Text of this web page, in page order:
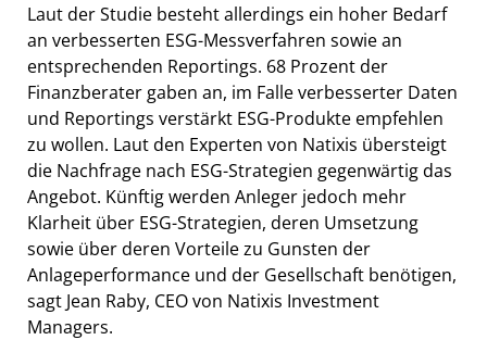
Laut der Studie besteht allerdings ein hoher Bedarf
an verbesserten ESG-Messverfahren sowie an
entsprechenden Reportings. 68 Prozent der
Finanzberater gaben an, im Falle verbesserter Daten
und Reportings verstärkt ESG-Produkte empfehlen
zu wollen. Laut den Experten von Natixis übersteigt
die Nachfrage nach ESG-Strategien gegenwärtig das
Angebot. Künftig werden Anleger jedoch mehr
Klarheit über ESG-Strategien, deren Umsetzung
sowie über deren Vorteile zu Gunsten der
Anlageperformance und der Gesellschaft benötigen,
sagt Jean Raby, CEO von Natixis Investment
Managers.